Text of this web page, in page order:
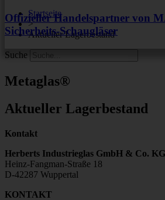
Startseite
>
Aktueller Lagerbestand
Suche
Offizieller Handelspartner von
Sicherheits-Schaugläser
Metaglas®
Aktueller Lagerbestand
Kontakt
Herberts Industrieglas GmbH & Co. KG
Heinz-Fangman-Straße 18
D-42287 Wuppertal
KONTAKT